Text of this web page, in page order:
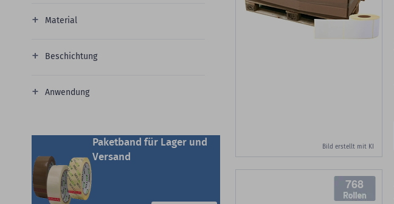
Bild erstellt mit KI
768
Material
Beschichtung
Anwendung
Paketband für Lager und
Versand